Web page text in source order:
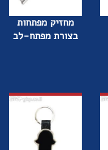
מחזיק מפתחות
בצורת מפתח-לב